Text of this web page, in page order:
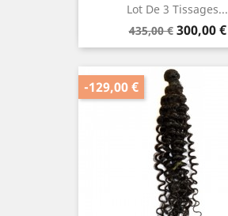
Lot De 3 Tissages...
Prix
de
435,00 € Prix
300,00 €
-129,00 €